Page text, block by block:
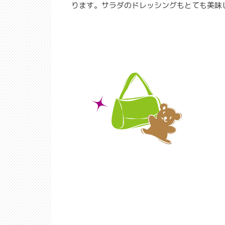
ります。サラダのドレッシングもとても美